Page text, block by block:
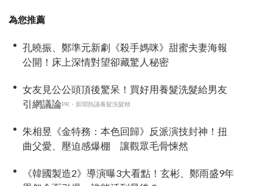
為您推薦
孔曉振、鄭準元新劇《殺手媽咪》甜蜜夫妻海報
公開！床上深情對望卻藏驚人秘密
女友見公公頭頂後驚呆！買好用養髮洗髮給男友
引網議論PR・新聞熱議養髮洗髮精
朱相昱《金特務：本色回歸》反派演技封神！扭
曲父愛、壓迫感爆棚 讓觀眾毛骨悚然
《韓國製造2》導演曝3大看點！玄彬、鄭雨盛9年